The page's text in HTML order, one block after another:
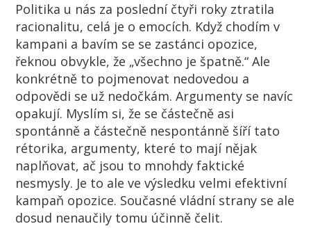
Politika u nás za poslední čtyři roky ztratila
racionalitu, celá je o emocích. Když chodím v
kampani a bavím se se zastánci opozice,
řeknou obvykle, že „všechno je špatně.“ Ale
konkrétně to pojmenovat nedovedou a
odpovědi se už nedočkám. Argumenty se navíc
opakují. Myslím si, že se částečně asi
spontánně a částečně nespontánně šíří tato
rétorika, argumenty, které to mají nějak
naplňovat, ač jsou to mnohdy faktické
nesmysly. Je to ale ve výsledku velmi efektivní
kampaň opozice. Současné vládní strany se ale
dosud nenaučily tomu účinně čelit.